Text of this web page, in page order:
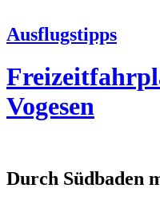
Ausflugstipps
Vogesen
Durch Südbaden